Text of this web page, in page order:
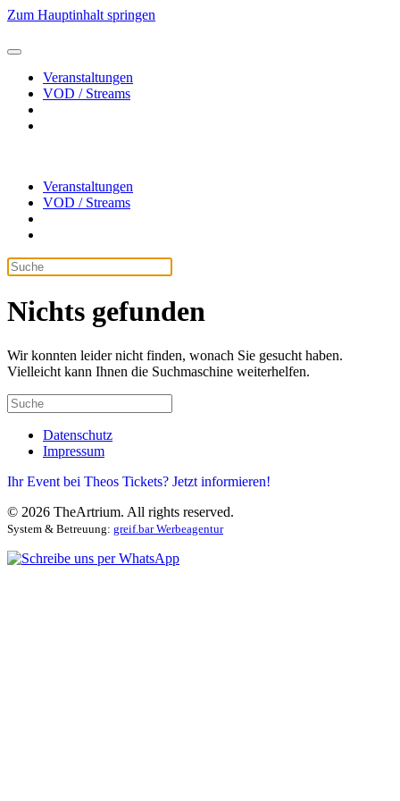
Zum Hauptinhalt springen
Veranstaltungen
VOD / Streams
Veranstaltungen
VOD / Streams
Nichts gefunden
Wir konnten leider nicht finden, wonach Sie gesucht haben.
Vielleicht kann Ihnen die Suchmaschine weiterhelfen.
Datenschutz
Impressum
Ihr Event bei Theos Tickets? Jetzt informieren!
© 2026 TheArtrium. All rights reserved.
System & Betreuung: greif.bar Werbeagentur